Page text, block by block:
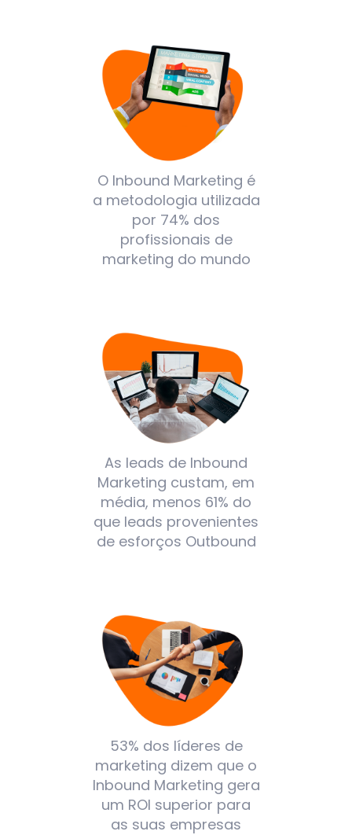
O Inbound Marketing é
a metodologia utilizada
por 74% dos
profissionais de
marketing do mundo
As leads de Inbound
Marketing custam, em
média, menos 61% do
que leads provenientes
de esforços Outbound
53% dos líderes de
marketing dizem que o
Inbound Marketing gera
um ROI superior para
as suas empresas